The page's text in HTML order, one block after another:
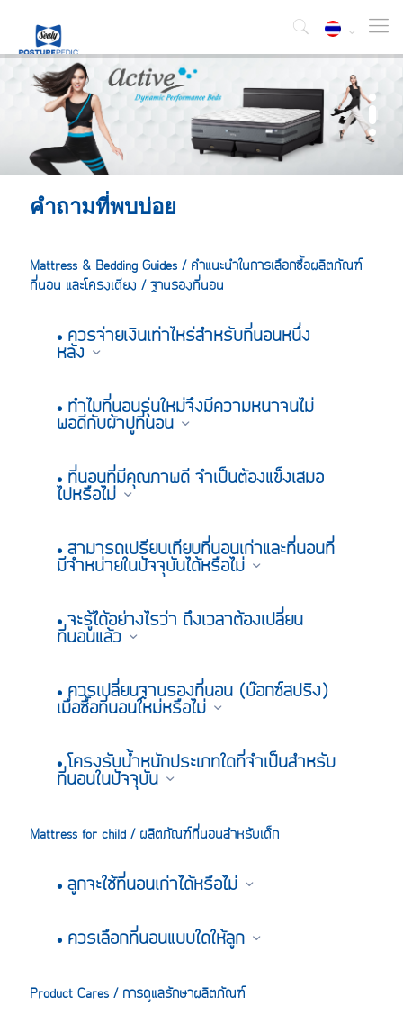
คำถามที่พบบ่อย
Mattress & Bedding Guides / คำแนะนำในการเลือกซื้อผลิตภัณฑ์
ที่นอน และโครงเตียง / ฐานรองที่นอน
• ควรจ่ายเงินเท่าไหร่สำหรับที่นอนหนึ่ง
หลัง
• ทำไมที่นอนรุ่นใหม่จึงมีความหนาจนไม่
พอดีกับผ้าปูที่นอน
• ที่นอนที่มีคุณภาพดี จำเป็นต้องแข็งเสมอ
ไปหรือไม่
• สามารถเปรียบเทียบที่นอนเก่าและที่นอนที่
มีจำหน่ายในปัจจุบันได้หรือไม่
• จะรู้ได้อย่างไรว่า ถึงเวลาต้องเปลี่ยน
ที่นอนแล้ว
• ควรเปลี่ยนฐานรองที่นอน (บ๊อกซ์สปริง)
เมื่อซื้อที่นอนใหม่หรือไม่
• โครงรับน้ำหนักประเภทใดที่จำเป็นสำหรับ
ที่นอนในปัจจุบัน
Mattress for child / ผลิตภัณฑ์ที่นอนสำหรับเด็ก
• ลูกจะใช้ที่นอนเก่าได้หรือไม่
• ควรเลือกที่นอนแบบใดให้ลูก
Product Cares / การดูแลรักษาผลิตภัณฑ์